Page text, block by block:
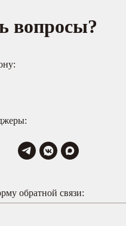
вопросы?
обратной связи: